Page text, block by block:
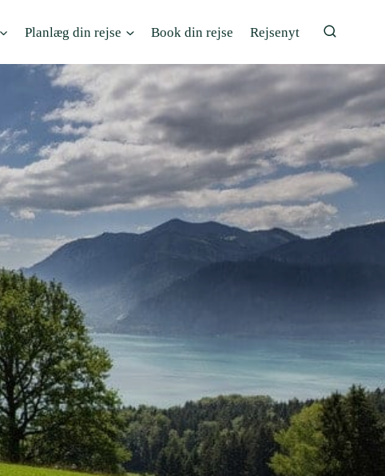
Planlæg din rejse Book din rejse Rejsenyt